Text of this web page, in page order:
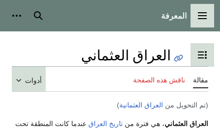
القائمة الرئيسية
المعرفة بحث
تبديل عرض جدول المحتويات
العراق العثماني
مقالة ناقش هذه الصفحة أدوات
(تم التحويل من العراق العثمانية)
العراق العثماني، هي فترة من تاريخ العراق عندما كانت المنطقة تحت